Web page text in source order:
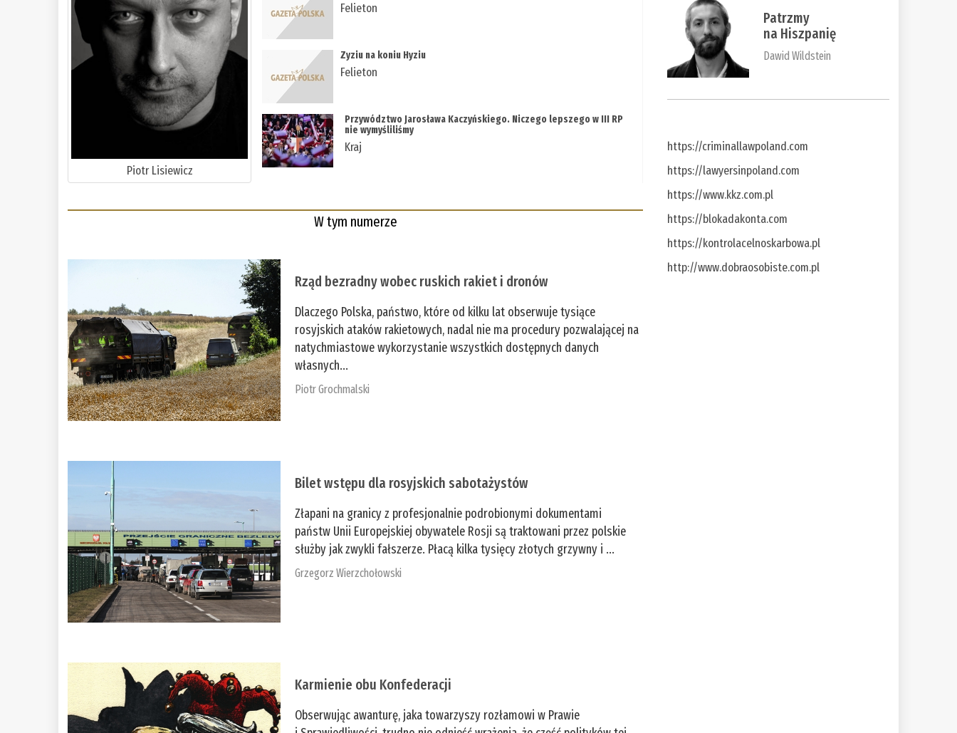
Piotr Lisiewicz
Felieton
Zyziu na koniu Hyziu
Felieton
Przywództwo Jarosława Kaczyńskiego. Niczego lepszego w III RP
nie wymyśliliśmy
Kraj
W tym numerze
Rząd bezradny wobec ruskich rakiet i dronów
Dlaczego Polska, państwo, które od kilku lat obserwuje tysiące
rosyjskich ataków rakietowych, nadal nie ma procedury pozwalającej na
natychmiastowe wykorzystanie wszystkich dostępnych danych
własnych...
Piotr Grochmalski
Bilet wstępu dla rosyjskich sabotażystów
Złapani na granicy z profesjonalnie podrobionymi dokumentami
państw Unii Europejskiej obywatele Rosji są traktowani przez polskie
służby jak zwykli fałszerze. Płacą kilka tysięcy złotych grzywny i ...
Grzegorz Wierzchołowski
Karmienie obu Konfederacji
Obserwując awanturę, jaka towarzyszy rozłamowi w Prawie
Patrzmy
na Hiszpanię
Dawid Wildstein
https://criminallawpoland.com
https://lawyersinpoland.com
https://www.kkz.com.pl
https://blokadakonta.com
https://kontrolacelnoskarbowa.pl
http://www.dobraosobiste.com.pl